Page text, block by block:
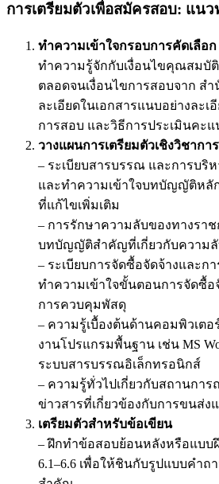
การเตรียมตัวเพื่อสมัครสอบ: แน
ทำความเข้าใจกรอบการคัดเลือก
ทำความรู้จักกับเงื่อนไขคุณสมบั
ตลอดจนเงื่อนไขการสอบจาก ส
ละเอียดในเอกสารแนบอย่างละเ
การสอบ และวิธีการประเมินคะ
วางแผนการเตรียมตัวเชิงวิชาการ
– ระเบียบสารบรรณ และการบริ
และทำความเข้าใจบทบัญญัติหลั
ที่แก้ไขเพิ่มเติม
– การรักษาความลับของทางรา
บทบัญญัติสำคัญที่เกี่ยวกับความลั
– ระเบียบการจัดซื้อจัดจ้างและก
ทำความเข้าใจขั้นตอนการจัดซื้อ
การควบคุมพัสดุ
– ความรู้เบื้องต้นด้านคอมพิวเต
งานโปรแกรมพื้นฐาน เช่น MS
ระบบสารบรรณอิเล็กทรอนิกส์
– ความรู้ทั่วไปเกี่ยวกับสถานกา
ข่าวสารที่เกี่ยวข้องกับการขนส่ง
เตรียมตัวสำหรับข้อเขียน
– ฝึกทำข้อสอบย้อนหลังหรือแบ
6.1–6.6 เพื่อให้ชินกับรูปแบบคำถ